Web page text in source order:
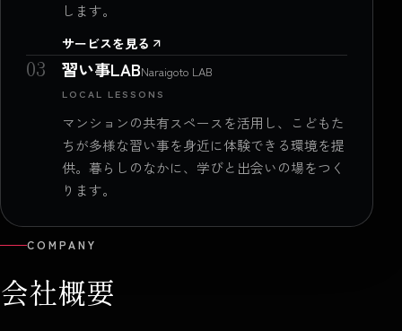
します。
サービスを見る
03 習い事LABNaraigoto LAB
LOCAL LESSONS
マンションの共有スペースを活用し、こどもた
ちが多様な習い事を身近に体験できる環境を提
供。暮らしのなかに、学びと出会いの場をつく
ります。
COMPANY
会社概要